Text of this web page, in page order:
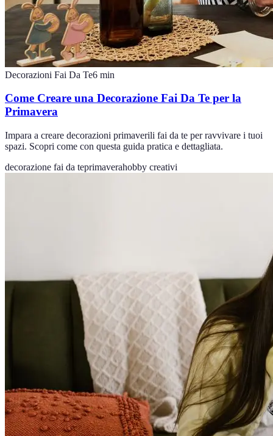
Decorazioni Fai Da Te6 min
Come Creare una Decorazione Fai Da Te per la
Primavera
Impara a creare decorazioni primaverili fai da te per ravvivare i tuoi
spazi. Scopri come con questa guida pratica e dettagliata.
decorazione fai da teprimaverahobby creativi